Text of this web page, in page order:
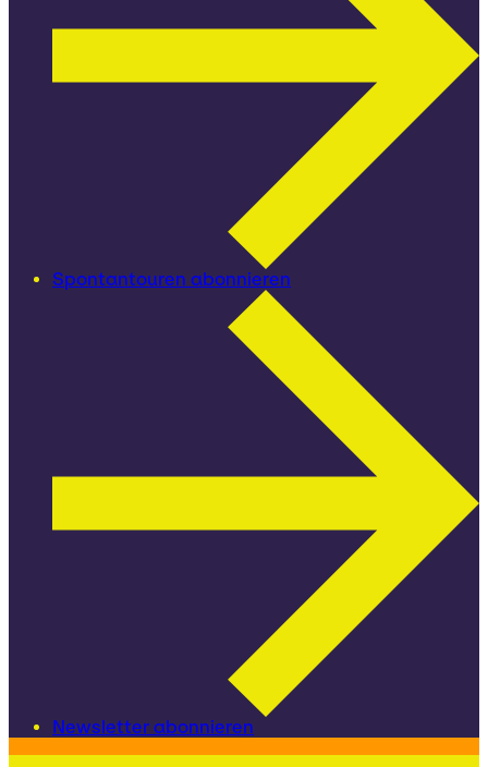
Spontantouren abonnieren
Newsletter abonnieren